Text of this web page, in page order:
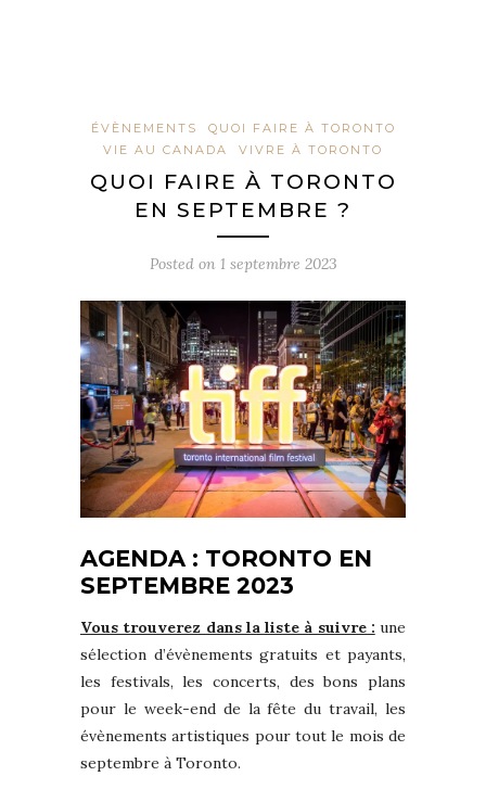
ÉVÈNEMENTS
QUOI FAIRE À TORONTO
VIE AU CANADA
VIVRE À TORONTO
QUOI FAIRE À TORONTO
EN SEPTEMBRE ?
Posted on 1 septembre 2023
AGENDA : TORONTO EN
SEPTEMBRE 2023
Vous trouverez dans la liste à suivre : une
sélection d’évènements gratuits et payants,
les festivals, les concerts, des bons plans
pour le week-end de la fête du travail, les
évènements artistiques pour tout le mois de
septembre à Toronto.